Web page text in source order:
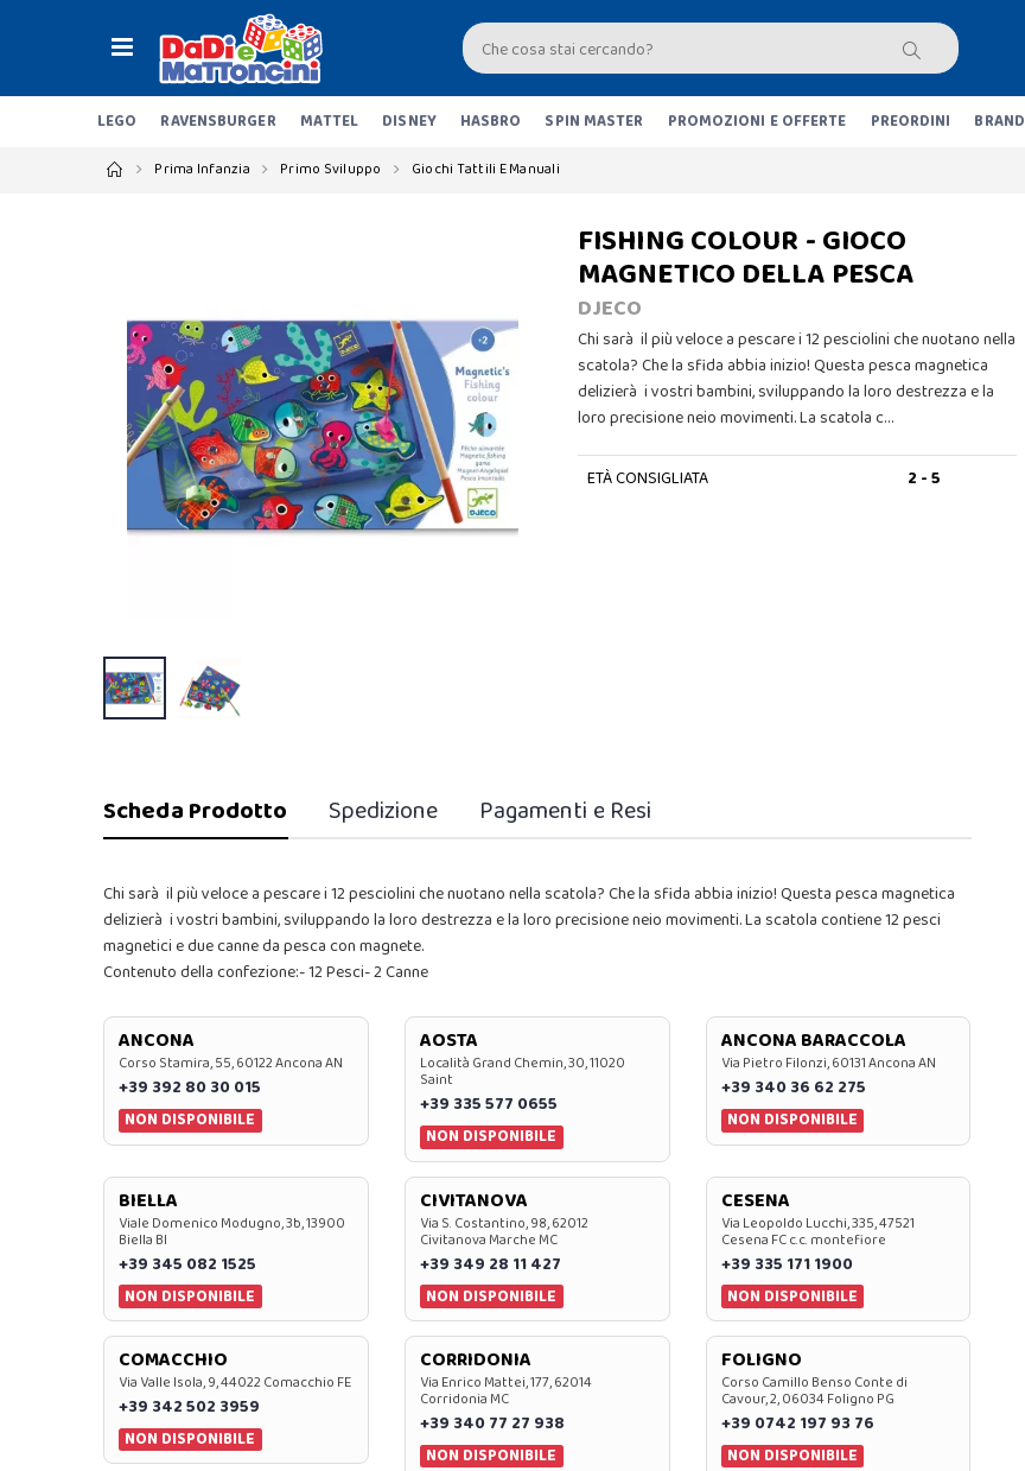
LEGO RAVENSBURGER MATTEL DISNEY HASBRO SPIN MASTER PROMOZIONI E OFFERTE PREORDINI BRAND
Prima Infanzia Primo Sviluppo Giochi Tattili E Manuali
FISHING COLOUR - GIOCO
MAGNETICO DELLA PESCA
DJECO
Chi sarà il più veloce a pescare i 12 pesciolini che nuotano nella
scatola? Che la sfida abbia inizio! Questa pesca magnetica
delizierà i vostri bambini, sviluppando la loro destrezza e la
loro precisione neio movimenti. La scatola c…
ETÀ CONSIGLIATA 2 - 5
Scheda Prodotto Spedizione Pagamenti e Resi
Chi sarà il più veloce a pescare i 12 pesciolini che nuotano nella scatola? Che la sfida abbia inizio! Questa pesca magnetica
delizierà i vostri bambini, sviluppando la loro destrezza e la loro precisione neio movimenti. La scatola contiene 12 pesci
magnetici e due canne da pesca con magnete.
Contenuto della confezione:- 12 Pesci- 2 Canne
ANCONA
Corso Stamira, 55, 60122 Ancona AN
+39 392 80 30 015
NON DISPONIBILE
AOSTA
Località Grand Chemin, 30, 11020
Saint
+39 335 577 0655
NON DISPONIBILE
ANCONA BARACCOLA
Via Pietro Filonzi, 60131 Ancona AN
+39 340 36 62 275
NON DISPONIBILE
BIELLA
Viale Domenico Modugno, 3b, 13900
Biella BI
+39 345 082 1525
NON DISPONIBILE
CIVITANOVA
Via S. Costantino, 98, 62012
Civitanova Marche MC
+39 349 28 11 427
NON DISPONIBILE
CESENA
Via Leopoldo Lucchi, 335, 47521
Cesena FC c.c. montefiore
+39 335 171 1900
NON DISPONIBILE
COMACCHIO
Via Valle Isola, 9, 44022 Comacchio FE
+39 342 502 3959
NON DISPONIBILE
CORRIDONIA
Via Enrico Mattei, 177, 62014
Corridonia MC
+39 340 77 27 938
NON DISPONIBILE
FOLIGNO
Corso Camillo Benso Conte di
Cavour, 2, 06034 Foligno PG
+39 0742 197 93 76
NON DISPONIBILE